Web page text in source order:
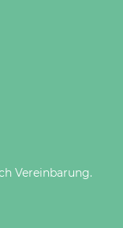
Vereinbarung.